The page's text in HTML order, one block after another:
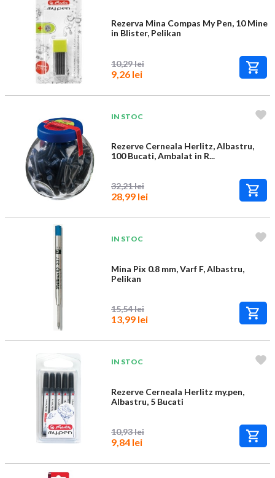
Rezerva Mina Compas My Pen, 10 Mine
in Blister, Pelikan
10,29 lei
9,26 lei
IN STOC
Rezerve Cerneala Herlitz, Albastru,
100 Bucati, Ambalat in R...
32,21 lei
28,99 lei
IN STOC
Mina Pix 0.8 mm, Varf F, Albastru,
Pelikan
15,54 lei
13,99 lei
IN STOC
Rezerve Cerneala Herlitz my.pen,
Albastru, 5 Bucati
10,93 lei
9,84 lei